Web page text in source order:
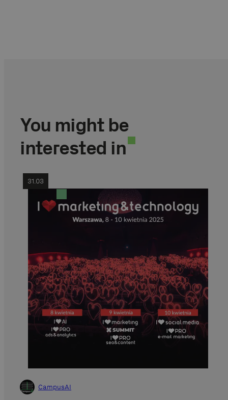
You might be
interested in
CampusAI
31.03